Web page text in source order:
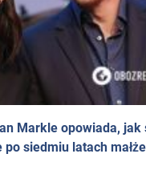
Markle opowiada, jak
po siedmiu latach